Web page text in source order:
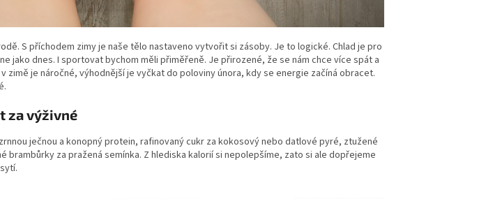
S příchodem zimy je naše tělo nastaveno vytvořit si zásoby. Je to logické. Chlad je pro
jako dnes. I sportovat bychom měli přiměřeně. Je přirozené, že se nám chce více spát a
zimě je náročné, výhodnější je vyčkat do poloviny února, kdy se energie začíná obracet.
za výživné
ječnou a konopný protein, rafinovaný cukr za kokosový nebo datlové pyré, ztužené
brambůrky za pražená semínka. Z hlediska kalorií si nepolepšíme, zato si ale dopřejeme